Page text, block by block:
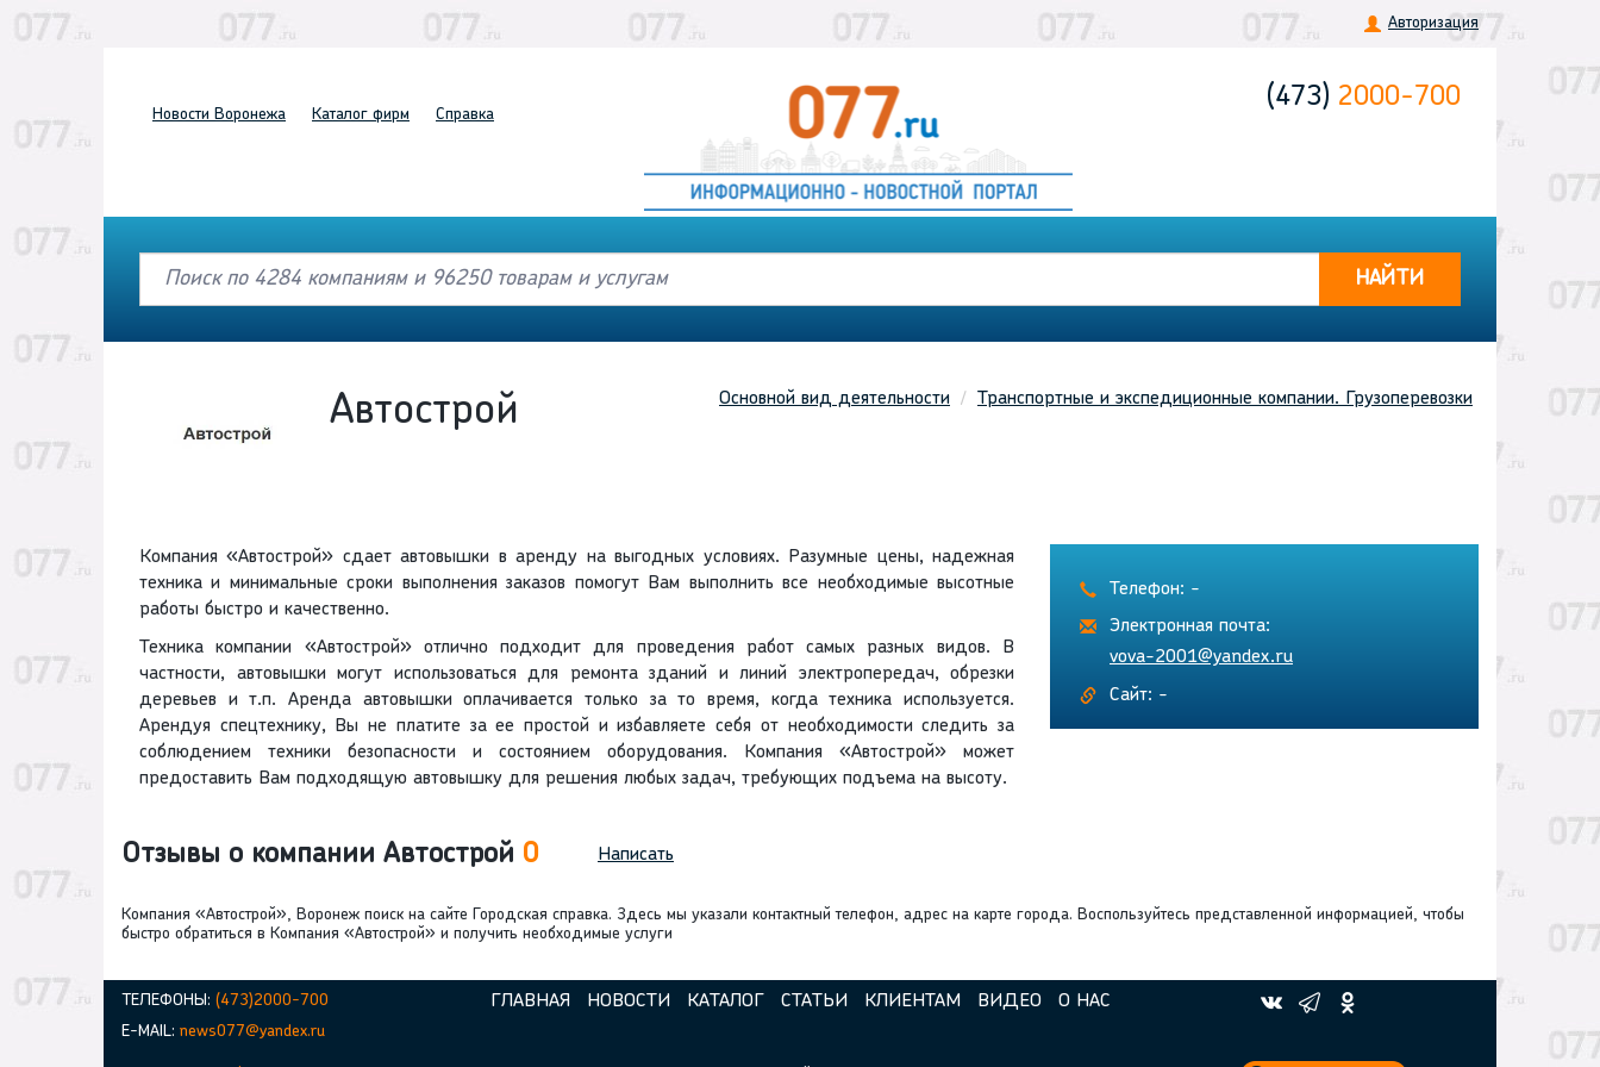
Авторизация
Новости Воронежа Каталог фирм Справка
(473) 2000-700
НАЙТИ
Основной вид деятельности Транспортные и экспедиционные компании. Грузоперевозки
Автострой
Компания «Автострой» сдает автовышки в аренду на выгодных условиях. Разумные цены, надежная
техника и минимальные сроки выполнения заказов помогут Вам выполнить все необходимые высотные
работы быстро и качественно.
Техника компании «Автострой» отлично подходит для проведения работ самых разных видов. В
частности, автовышки могут использоваться для ремонта зданий и линий электропередач, обрезки
деревьев и т.п. Аренда автовышки оплачивается только за то время, когда техника используется.
Арендуя спецтехнику, Вы не платите за ее простой и избавляете себя от необходимости следить за
соблюдением техники безопасности и состоянием оборудования. Компания «Автострой» может
предоставить Вам подходящую автовышку для решения любых задач, требующих подъема на высоту.
Телефон: -
Электронная почта:
vova-2001@yandex.ru
Сайт: -
Отзывы о компании Автострой 0 Написать
Компания «Автострой», Воронеж поиск на сайте Городская справка. Здесь мы указали контактный телефон, адрес на карте города. Воспользуйтесь представленной информацией, чтобы
быстро обратиться в Компания «Автострой» и получить необходимые услуги
ТЕЛЕФОНЫ: (473)2000-700
E-MAIL: news077@yandex.ru
ГЛАВНАЯ НОВОСТИ КАТАЛОГ СТАТЬИ КЛИЕНТАМ ВИДЕО О НАС